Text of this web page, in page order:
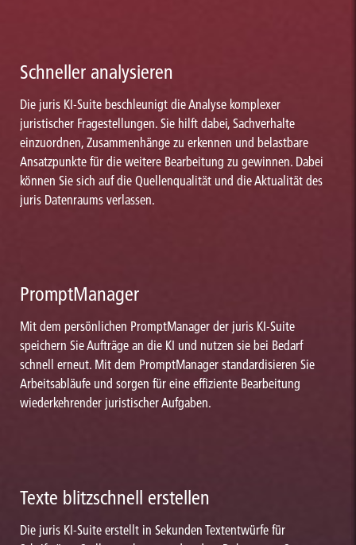
Schneller analysieren
Die juris KI-Suite beschleunigt die Analyse komplexer
juristischer Fragestellungen. Sie hilft dabei, Sachverhalte
einzuordnen, Zusammenhänge zu erkennen und belastbare
Ansatzpunkte für die weitere Bearbeitung zu gewinnen. Dabei
können Sie sich auf die Quellenqualität und die Aktualität des
juris Datenraums verlassen.
PromptManager
Mit dem persönlichen PromptManager der juris KI-Suite
speichern Sie Aufträge an die KI und nutzen sie bei Bedarf
schnell erneut. Mit dem PromptManager standardisieren Sie
Arbeitsabläufe und sorgen für eine effiziente Bearbeitung
wiederkehrender juristischer Aufgaben.
Texte blitzschnell erstellen
Die juris KI-Suite erstellt in Sekunden Textentwürfe für